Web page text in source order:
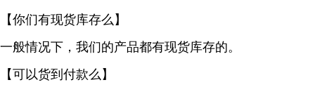
【你们有现货库存么】
一般情况下，我们的产品都有现货库存的。
【可以货到付款么】